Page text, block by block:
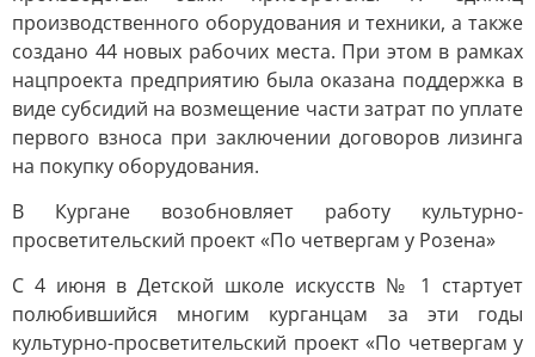
производственного оборудования и техники, а также
создано 44 новых рабочих места. При этом в рамках
нацпроекта предприятию была оказана поддержка в
виде субсидий на возмещение части затрат по уплате
первого взноса при заключении договоров лизинга
на покупку оборудования.
В Кургане возобновляет работу культурно-
просветительский проект «По четвергам у Розена»
С 4 июня в Детской школе искусств № 1 стартует
полюбившийся многим курганцам за эти годы
культурно-просветительский проект «По четвергам у